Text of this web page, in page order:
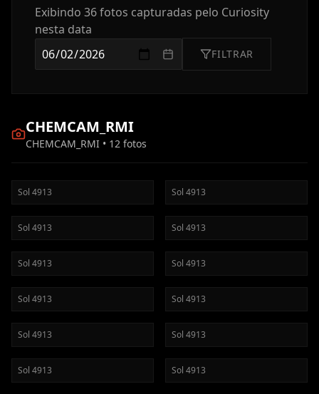
Exibindo 36fotos capturadas pelo Curiosity
nesta data
FILTRAR
CHEMCAM_RMI
CHEMCAM_RMI • 12 fotos
Sol 4913 Sol 4913
Sol 4913 Sol 4913
Sol 4913 Sol 4913
Sol 4913 Sol 4913
Sol 4913 Sol 4913
Sol 4913 Sol 4913